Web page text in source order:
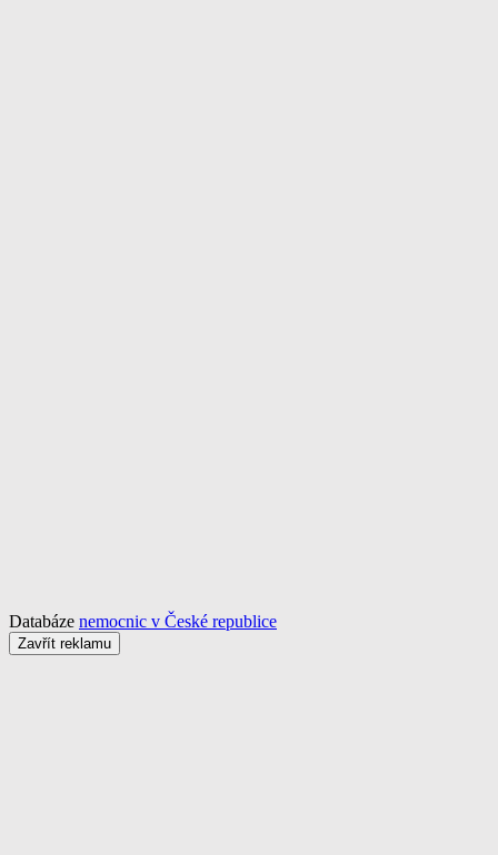
Databáze nemocnic v České republice
Zavřít reklamu